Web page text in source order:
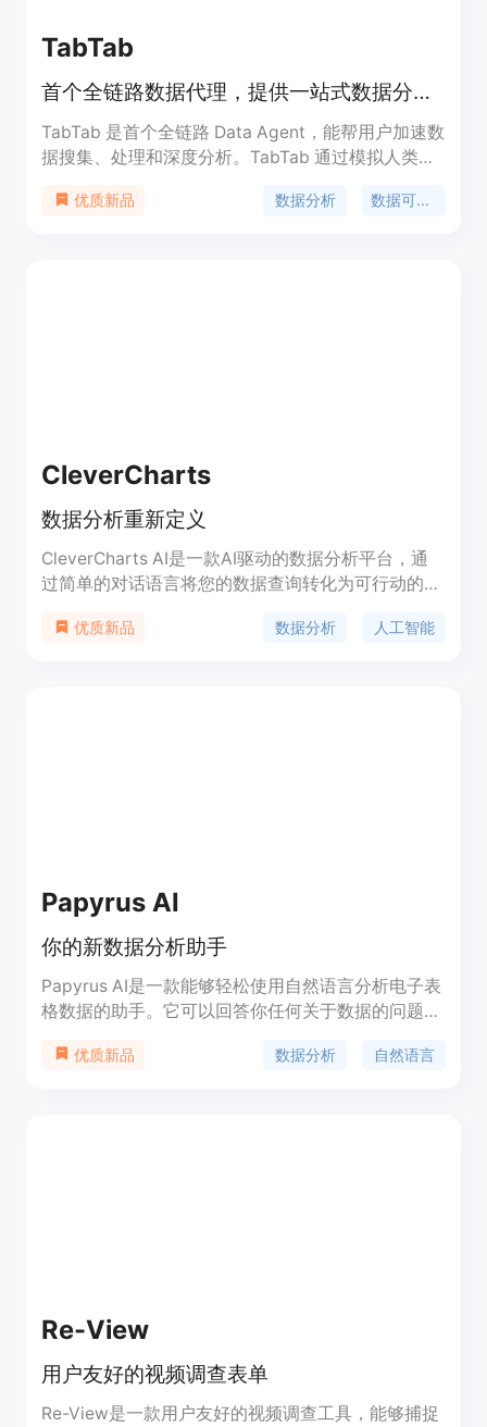
TabTab
首个全链路数据代理，提供一站式数据分析服务。
TabTab 是首个全链路 Data Agent，能帮用户加速数
据搜集、处理和深度分析。TabTab 通过模拟人类思
格、网页、文档、PPT等方式呈现精美的分析结果。
优质新品 数据分析 数据可视化
CleverCharts
数据分析重新定义
CleverCharts AI是一款AI驱动的数据分析平台，通
过简单的对话语言将您的数据查询转化为可行动的见
MySQL、SQLite和Excel数据源。数据安全得到保
优质新品 数据分析 人工智能
Papyrus AI
你的新数据分析助手
Papyrus AI是一款能够轻松使用自然语言分析电子表
格数据的助手。它可以回答你任何关于数据的问题，
合作，共同挖掘团队所需的洞察力。Papyrus AI目前
优质新品 数据分析 自然语言
Re-View
用户友好的视频调查表单
Re-View是一款用户友好的视频调查工具，能够捕捉